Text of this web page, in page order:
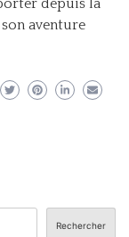
depuis la
aventure
Rechercher